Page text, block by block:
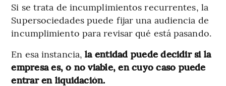
Si se trata de incumplimientos recurrentes, la
Supersociedades puede fijar una audiencia de
incumplimiento para revisar qué está pasando.
En esa instancia,la entidad puede decidir si la
empresa es, o no viable, en cuyo caso puede
entrar en liquidación.